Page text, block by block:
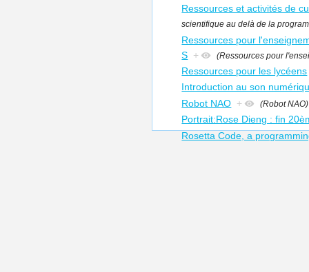
Ressources et activités de
scientifique au delà de la
Ressources pour
S + (Ressources pour
Ressources pour les lycéens
Introduction au son
Robot NAO + (Robot NAO)
Portrait:Rose Dieng : fin
Rosetta Code, a